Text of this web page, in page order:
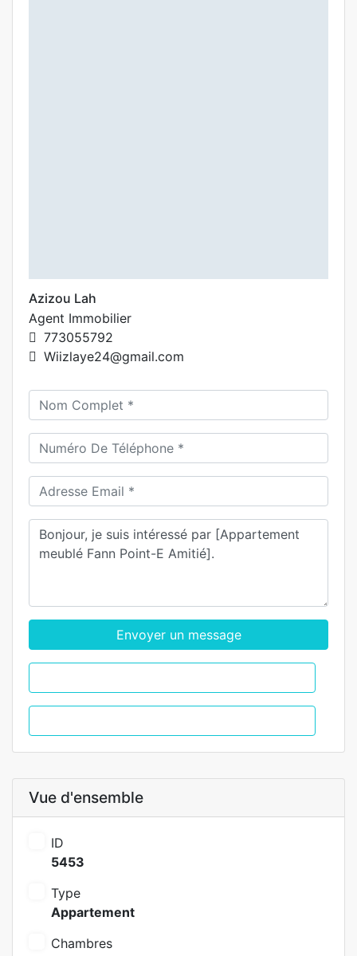
Azizou Lah
Agent Immobilier
773055792
Wiizlaye24@gmail.com
Envoyer un message
Vue d'ensemble
ID
5453
Type
Appartement
Chambres